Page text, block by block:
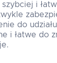
i
do
i łatwe do